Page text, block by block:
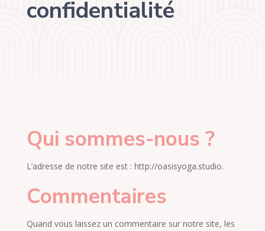
confidentialité
Qui sommes-nous ?
L’adresse de notre site est : http://oasisyoga.studio.
Commentaires
Quand vous laissez un commentaire sur notre site, les